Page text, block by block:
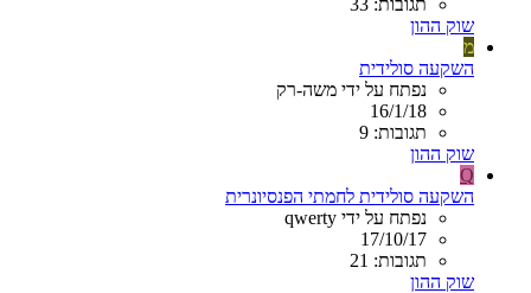
שוק ההון
מ
השקעה סולידית
נפתח על ידי משה-רק
16/1/18
תגובות: 9
שוק ההון
Q
השקעה סולידית לחמתי הפנסיונרית
נפתח על ידי qwerty
17/10/17
תגובות: 21
שוק ההון